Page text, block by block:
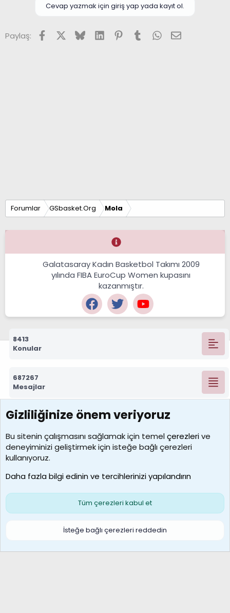
Cevap yazmak için giriş yap yada kayıt ol.
Paylaş: FacebookX (Twitter)
BlueskyLinkedInPinterest
TumblrWhatsApp
E-posta
Forumlar GSbasket.Org Mola
Galatasaray Kadın Basketbol Takımı 2009
yılında FIBA EuroCup Women kupasını
kazanmıştır.
8413
Konular
687267
Mesajlar
7388
Kullanıcılar
borabekirogluu
Son üye
Çerezler
S
Gizliliğinize önem veriyoruz
Bu sitenin çalışmasını sağlamak için temelçerezlerive
deneyiminizi geliştirmek için isteğe bağlı çerezleri
kullanıyoruz.
Daha fazla bilgi edinin ve tercihlerinizi yapılandırın
Tüm çerezleri kabul et
İsteğe bağlı çerezleri reddedin